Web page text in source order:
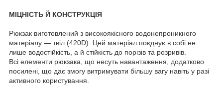
МІЦНІСТЬ Й КОНСТРУКЦІЯ
Рюкзак виготовлений з високоякісного водонепроникного
матеріалу — твіл (420D). Цей матеріал поєднує в собі не
лише водостійкість, а й стійкість до порізів та розривів.
Всі елементи рюкзака, що несуть навантаження, додатково
посилені, що дає змогу витримувати більшу вагу навіть у разі
активного користування.